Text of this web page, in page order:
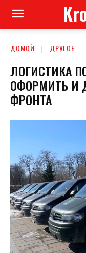
ДОМОЙ ДРУГОЕ
ЛОГИСТИКА
ОФОРМИТЬ И
ФРОНТА